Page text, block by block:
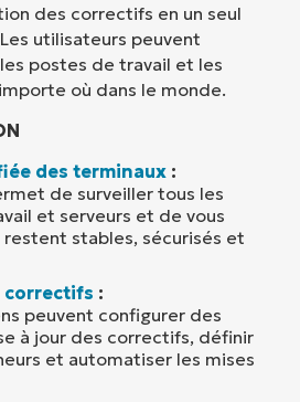
des correctifs en un seul
utilisateurs peuvent
postes de travail et les
où dans le monde.
des terminaux :
de surveiller tous les
et serveurs et de vous
restent stables, sécurisés et
correctifs :
peuvent configurer des
à jour des correctifs, définir
et automatiser les mises